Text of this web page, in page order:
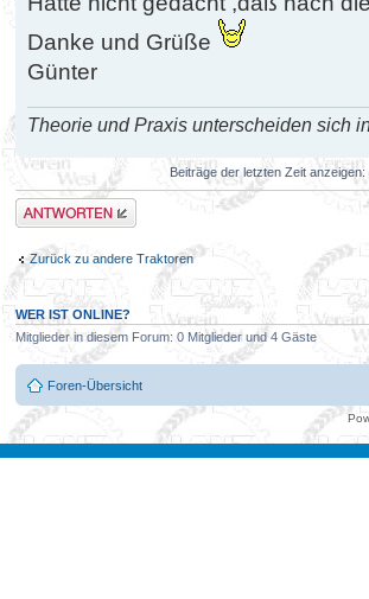
Danke und Grüße
Günter
Theorie und Praxis unterscheiden sich
Beiträge der letzten Zeit anzeigen:
Antwort erstellen
Zurück zu andere Traktoren
WER IST ONLINE?
Mitglieder in diesem Forum: 0 Mitglieder und 4 Gäste
Foren-Übersicht